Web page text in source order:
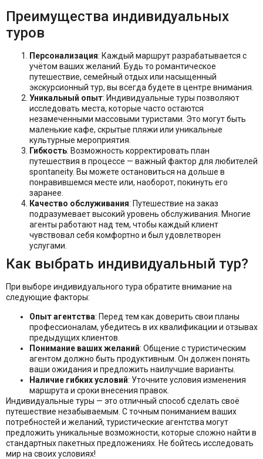
Преимущества индивидуальных
туров
Персонализация: Каждый маршрут разрабатывается с
учётом ваших желаний. Будь то романтическое
путешествие, семейный отдых или насыщенный
экскурсионный тур, вы всегда будете в центре внимания.
Уникальный опыт: Индивидуальные туры позволяют
исследовать места, которые часто остаются
незамеченными массовыми туристами. Это могут быть
маленькие кафе, скрытые пляжи или уникальные
культурные мероприятия.
Гибкость: Возможность корректировать план
путешествия в процессе — важный фактор для любителей
spontaneity. Вы можете остановиться на дольше в
понравившемся месте или, наоборот, покинуть его
заранее.
Качество обслуживания: Путешествие на заказ
подразумевает высокий уровень обслуживания. Многие
агенты работают над тем, чтобы каждый клиент
чувствовал себя комфортно и был удовлетворен
услугами.
Как выбрать индивидуальный тур?
При выборе индивидуального тура обратите внимание на
следующие факторы:
Опыт агентства: Перед тем как доверить свои планы
профессионалам, убедитесь в их квалификации и отзывах
предыдущих клиентов.
Понимание ваших желаний: Общение с туристическим
агентом должно быть продуктивным. Он должен понять
ваши ожидания и предложить наилучшие варианты.
Наличие гибких условий: Уточните условия изменения
маршрута и сроки внесения правок.
Индивидуальные туры — это отличный способ сделать своё
путешествие незабываемым. С точным пониманием ваших
потребностей и желаний, туристические агентства могут
предложить уникальные возможности, которые сложно найти в
стандартных пакетных предложениях. Не бойтесь исследовать
мир на своих условиях!